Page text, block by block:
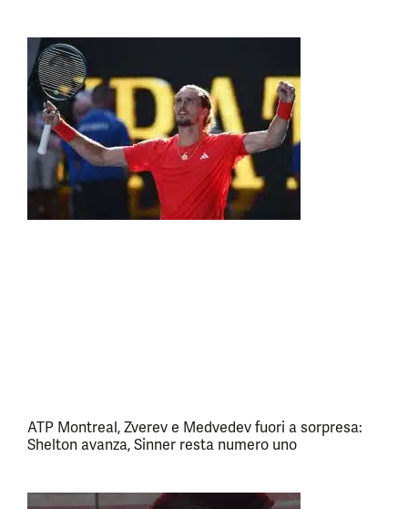
ATP Montreal, Zverev e Medvedev fuori a sorpresa:
Shelton avanza, Sinner resta numero uno